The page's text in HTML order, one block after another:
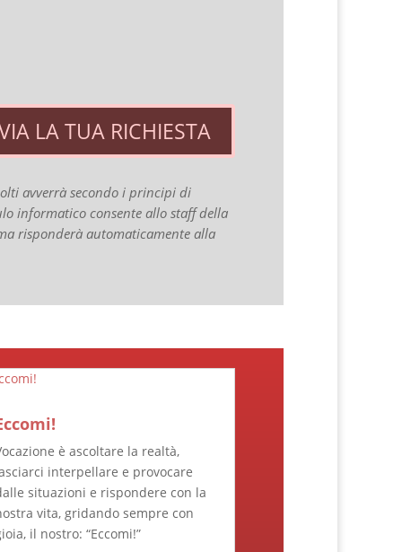
LA TUA RICHIESTA
avverrà secondo i principi di
informatico consente allo staff della
risponderà automaticamente alla
è ascoltare la realtà,
interpellare e provocare
situazioni e rispondere con la
vita, gridando sempre con
il nostro: “Eccomi!”